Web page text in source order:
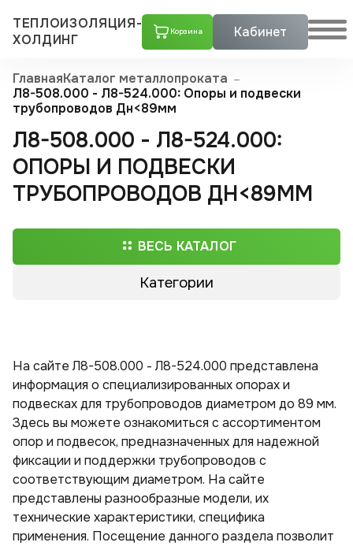
ТЕПЛОИЗОЛЯЦИЯ-
ХОЛДИНГ
Корзина Кабинет
ГлавнаяКаталог металлопроката
Л8-508.000 - Л8-524.000: Опоры и подвески
трубопроводов Дн<89мм
Л8-508.000 - Л8-524.000:
ОПОРЫ И ПОДВЕСКИ
ТРУБОПРОВОДОВ ДН<89ММ
ВЕСЬ КАТАЛОГ
Категории
Тройники стальные с шаровым краном воздушника ППУ
Тройники стальные ППУ
Переходы ППУ
Отводы стальные ППУ
На сайте Л8-508.000 - Л8-524.000 представлена
информация о специализированных опорах и
подвесках для трубопроводов диаметром до 89 мм.
Здесь вы можете ознакомиться с ассортиментом
опор и подвесок, предназначенных для надежной
фиксации и поддержки трубопроводов с
соответствующим диаметром. На сайте
представлены разнообразные модели, их
технические характеристики, специфика
применения. Посещение данного раздела позволит